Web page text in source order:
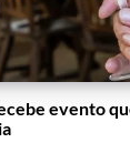
evento